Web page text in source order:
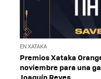
EN XATAKA
Premios Xataka
noviembre para una